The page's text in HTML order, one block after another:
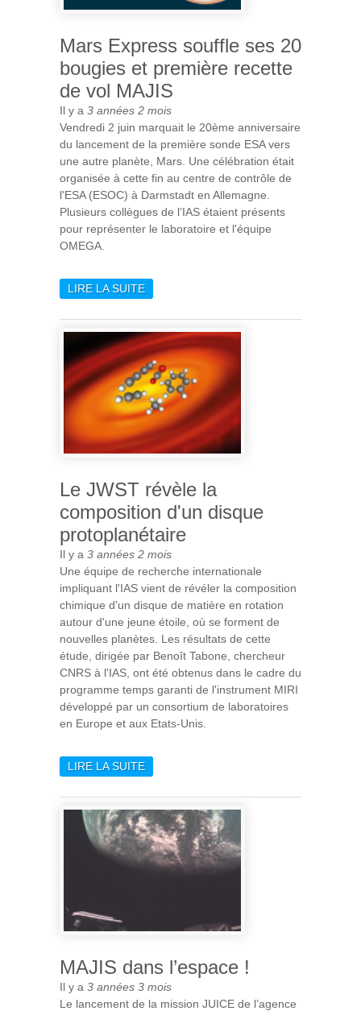
Mars Express souffle ses 20
bougies et première recette
de vol MAJIS
Il y a 3 années 2 mois
Vendredi 2 juin marquait le 20ème anniversaire
du lancement de la première sonde ESA vers
une autre planète, Mars. Une célébration était
organisée à cette fin au centre de contrôle de
l'ESA (ESOC) à Darmstadt en Allemagne.
Plusieurs collègues de l’IAS étaient présents
pour représenter le laboratoire et l'équipe
OMEGA.
LIRE LA SUITEDE MARS EXPRESS
ET PREMIÈRE RECETTE DE
VOL MAJIS
Le JWST révèle la
composition d'un disque
protoplanétaire
Il y a 3 années 2 mois
Une équipe de recherche internationale
impliquant l'IAS vient de révéler la composition
chimique d'un disque de matière en rotation
autour d'une jeune étoile, où se forment de
nouvelles planètes. Les résultats de cette
étude, dirigée par Benoît Tabone, chercheur
CNRS à l'IAS, ont été obtenus dans le cadre du
programme temps garanti de l'instrument MIRI
développé par un consortium de laboratoires
en Europe et aux Etats-Unis.
LIRE LA SUITEDE LE JWST RÉVÈLE LA
PROTOPLANÉTAIRE
MAJIS dans l’espace !
Il y a 3 années 3 mois
Le lancement de la mission JUICE de l’agence